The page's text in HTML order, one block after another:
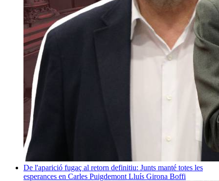
De l'aparició fugaç al retorn definitiu: Junts manté totes les
esperances en Carles Puigdemont Lluís Girona Boffi